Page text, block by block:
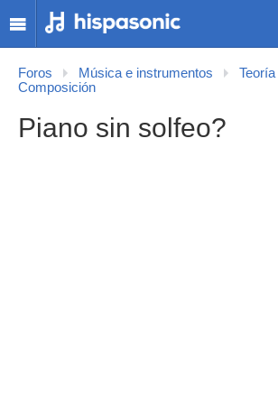
Foros Música e instrumentos
Composición
Piano sin solfeo?